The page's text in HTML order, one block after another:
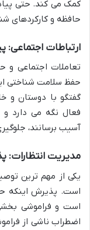
کمک می کند. حتی
حافظه و کارکردهای
ارتباطات اجتماعی:
تعاملات اجتماعی و
حفظ سلامت شناختی
گفتگو با دوستان و
فعال نگه می دارد و
آسیب برسانند،
مدیریت
یکی از مهم ترین
است. پذیرش اینکه
است و فراموشی
اضطراب ناشی از